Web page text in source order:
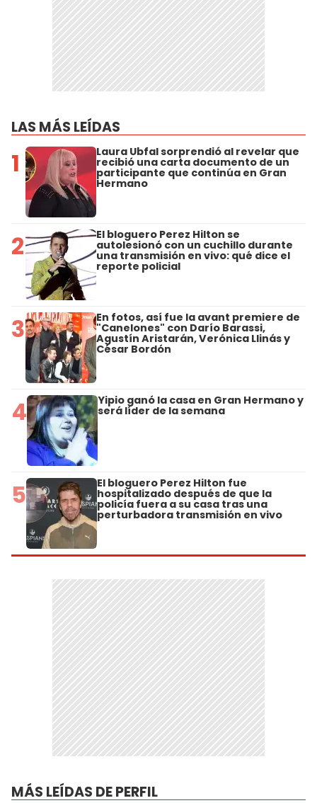
LAS MÁS LEÍDAS
1 Laura Ubfal sorprendió al revelar que
recibió una carta documento de un
participante que continúa en Gran
Hermano
2 El bloguero Perez Hilton se
autolesionó con un cuchillo durante
una transmisión en vivo: qué dice el
reporte policial
3 En fotos, así fue la avant premiere de
"Canelones" con Darío Barassi,
Agustín Aristarán, Verónica Llinás y
César Bordón
4 Yipio ganó la casa en Gran Hermano y
será líder de la semana
5 El bloguero Perez Hilton fue
hospitalizado después de que la
policía fuera a su casa tras una
perturbadora transmisión en vivo
MÁS LEÍDAS DE PERFIL